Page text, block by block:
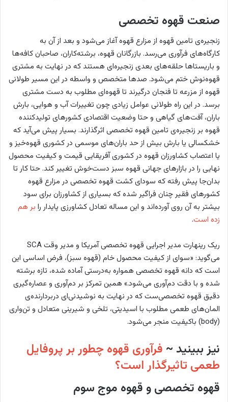
صنعت قهوه تخصصی
زنجیره‌ی تامین قهوه از مزارع قهوه آغاز می‌شود و بعد از آن به
کارگاه‌های فرآوری می‌رسد. بازرگانان قهوه، برشته‌کاران، صاحبان کافه‌ها
و باریستاها حلقه‌های بعدی زنجیره‌ای هستند که در نهایت به مشتری
قهوه‌نوش ختم می‌شود. صدها متخصص و واسطه در این مسیر طولانی
قهوه از مزرعه تا فنجان درگیرند تا قهوه‌ای مطلوب به دست مشتری
برسد. در این راه طولانی عوامل زیادی چون تغییرات آب و هوایی، بارش
باران، آفت‌های گیاهی و حتا وضعیت اقتصادی کشورهای تولیدکننده
قهوه بر زنجیره‌ی تامین قهوه تخصصی اثرگذارند. بسیار پیش می‌آید که
خشکسالی یا بارش بیش از حد باران‌های موسمی در کشوری قهوه‌خیز و
یا اعتصاب کشاورزان قهوه در کشوری آفریقایی قیمت و کیفیت محصول
نهایی را در بازارهای جهانی قهوه سبز دست‌خوش تغییر کند. حتا کار تا
بدان‌جا پیش رفته که سودای کشت قهوه تخصصی در مزارع قهوه
کشورهای فقیر چنان فراگیر شده که بسیاری از کشاورزان برای سود
بیشتر به آن روی آورده‌اند و این مساله تعادل کشاورزی پایدار را بر هم
زده است.
ریک رینهارت مدیر اجرایی قهوه تخصصی آمریکا و مدیر وقت SCA
می‌گوید: «سوای از کیفیت محصول خام (قهوه سبز)، فرض اساسی این
است که دانه قهوه تخصصی همواره به‌درستی آماده شده، تازه برشته
شده و با دقت دم‌آوری می‌شود.» همین تمرکز بر دم‌آوری و عصاره‌گیری
دقیق قهوه تخصصی‌ست که در نهایت به نوشیدنی‌ای دربردارنده‌ی
المان‌های طعمی مطلوب با اسیدیتی، تلخی و شیرینی متعادل و تن‌واری
(body) باکیفیت منجر می‌شود.
نیز ببینید ~ فرآوری قهوه چطور بر پروفایل
طعمی تاثیرگذار است؟
قهوه تخصصی و قهوه موج سوم